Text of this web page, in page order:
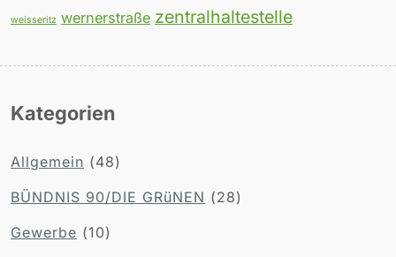
weisseritz wernerstraße zentralhaltestelle
Kategorien
Allgemein (48)
BÜNDNIS 90/DIE GRüNEN (28)
Gewerbe (10)